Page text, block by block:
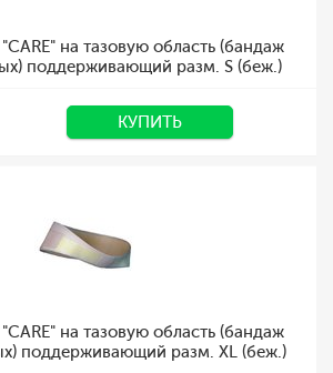
на тазовую область (бандаж
поддерживающий разм. S (беж.)
КУПИТЬ
на тазовую область (бандаж
поддерживающий разм. XL (беж.)